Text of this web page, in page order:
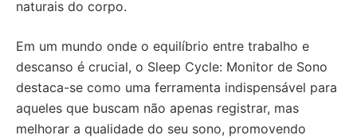
naturais do corpo.
Em um mundo onde o equilíbrio entre trabalho e
descanso é crucial, o Sleep Cycle: Monitor de Sono
destaca-se como uma ferramenta indispensável para
aqueles que buscam não apenas registrar, mas
melhorar a qualidade do seu sono, promovendo